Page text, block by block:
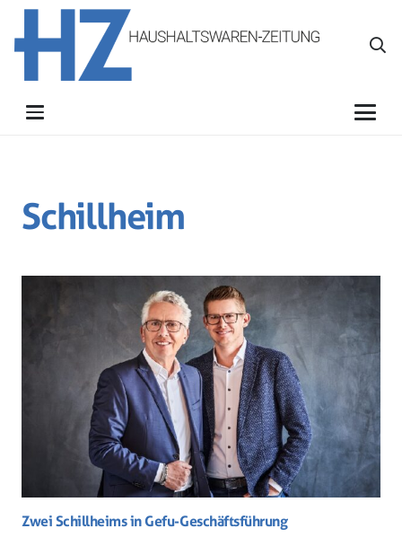
Schillheim
Zwei Schillheims in Gefu-Geschäftsführung